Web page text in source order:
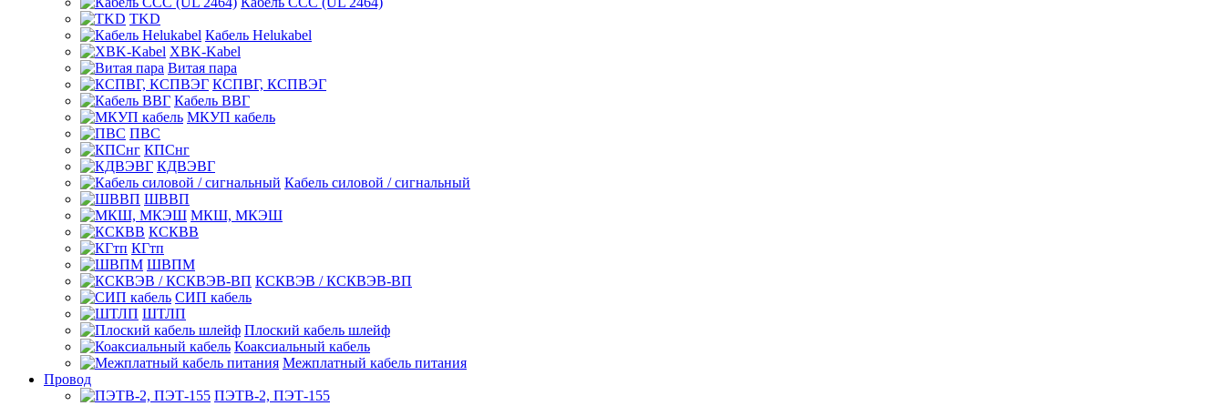
TKD
Кабель Helukabel
XBK-Kabel
Витая пара
КСПВГ, КСПВЭГ
Кабель ВВГ
МКУП кабель
ПВС
КПСнг
КДВЭВГ
Кабель силовой / сигнальный
ШВВП
МКШ, МКЭШ
КСКВВ
КГтп
ШВПМ
КСКВЭВ / КСКВЭВ-ВП
СИП кабель
ШТЛП
Плоский кабель шлейф
Коаксиальный кабель
Межплатный кабель питания
Провод
ПЭТВ-2, ПЭТ-155